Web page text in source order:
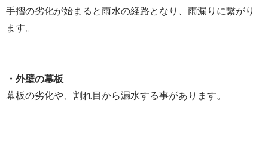
手摺の劣化が始まると雨水の経路となり、雨漏りに繋がり
ます。
・外壁の幕板
幕板の劣化や、割れ目から漏水する事があります。